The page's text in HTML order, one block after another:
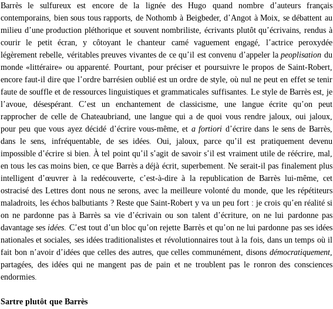
Barrès le sulfureux est encore de la lignée des Hugo quand nombre d’auteurs français
contemporains, bien sous tous rapports, de Nothomb à Beigbeder, d’Angot à Moix, se débattent au
milieu d’une production pléthorique et souvent nombriliste, écrivants plutôt qu’écrivains, rendus à
courir le petit écran, y côtoyant le chanteur camé vaguement engagé, l’actrice peroxydée
légèrement rebelle, véritables preuves vivantes de ce qu’il est convenu d’appeler lapeoplisation du
monde «littéraire» ou apparenté. Pourtant, pour préciser et poursuivre le propos de Saint-Robert,
encore faut-il dire que l’ordre barrésien oublié est un ordre de style, où nul ne peut en effet se tenir
faute de souffle et de ressources linguistiques et grammaticales suffisantes. Le style de Barrès est, je
l’avoue, désespérant. C’est un enchantement de classicisme, une langue écrite qu’on peut
rapprocher de celle de Chateaubriand, une langue qui a de quoi vous rendre jaloux, oui jaloux,
pour peu que vous ayez décidé d’écrire vous-même, et a fortiori d’écrire dans le sens de Barrès,
dans le sens, infréquentable, de ses idées. Oui, jaloux, parce qu’il est pratiquement devenu
impossible d’écrire si bien. À tel point qu’il s’agit de savoir s’il est vraiment utile de réécrire, mal,
en tous les cas moins bien, ce que Barrès a déjà écrit, superbement. Ne serait-il pas finalement plus
intelligent d’œuvrer à la redécouverte, c’est-à-dire à la republication de Barrès lui-même, cet
ostracisé des Lettres dont nous ne serons, avec la meilleure volonté du monde, que les répétiteurs
maladroits, les échos balbutiants ? Reste que Saint-Robert y va un peu fort : je crois qu’en réalité si
on ne pardonne pas à Barrès sa vie d’écrivain ou son talent d’écriture, on ne lui pardonne pas
davantage ses idées . C’est tout d’un bloc qu’on rejette Barrès et qu’on ne lui pardonne pas ses idées
nationales et sociales, ses idées traditionalistes et révolutionnaires tout à la fois, dans un temps où il
fait bon n’avoir d’idées que celles des autres, que celles communément, disons démocratiquement,
partagées, des idées qui ne mangent pas de pain et ne troublent pas le ronron des consciences
endormies.
Sartre plutôt que Barrès